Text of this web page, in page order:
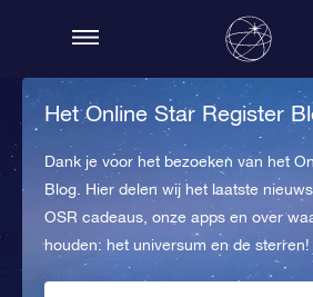
Het Online Star Register
Dank je voor het bezoeken van het
Blog. Hier delen wij het laatste
OSR cadeaus, onze apps en over
houden: het universum en de sterren!